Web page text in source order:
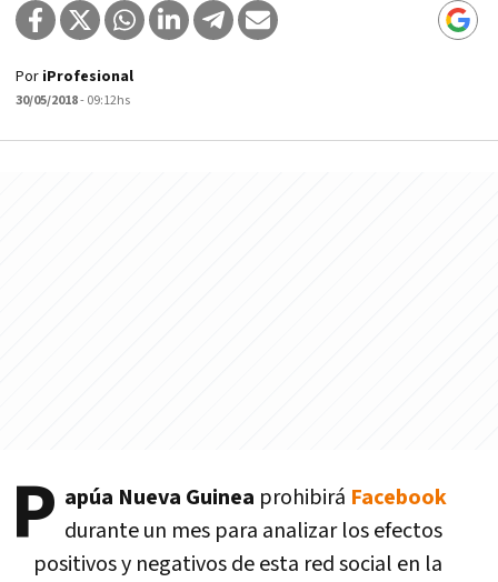
Por iProfesional
30/05/2018- 09:12hs
P apúa Nueva Guinea prohibirá Facebook
durante un mes para analizar los efectos
positivos y negativos de esta red social en la